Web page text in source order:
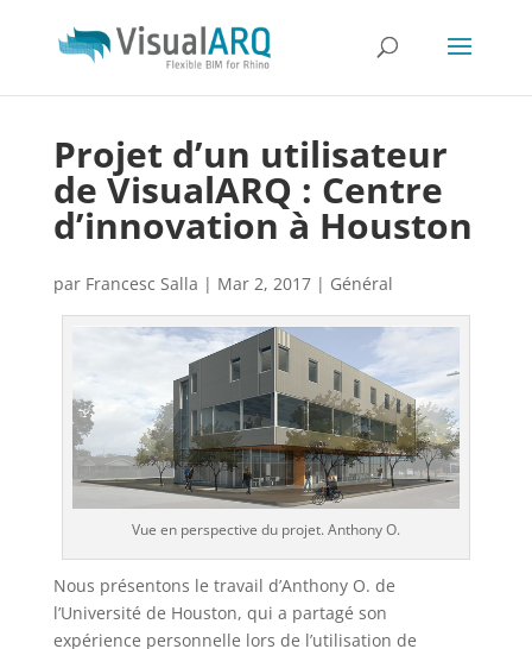
Projet d’un utilisateur
de VisualARQ : Centre
d’innovation à Houston
par Francesc Salla | Mar 2, 2017| Général
Vue en perspective du projet. Anthony O.
Nous présentons le travail d’Anthony O. de
l’Université de Houston, qui a partagé son
expérience personnelle lors de l’utilisation de